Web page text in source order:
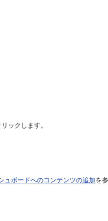
ックします。
ュボードへのコンテンツの追加を